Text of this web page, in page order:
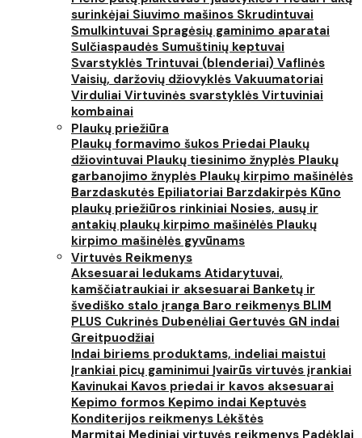
surinkėjai Siuvimo mašinos Skrudintuvai
Smulkintuvai Spragėsių gaminimo aparatai
Sulčiaspaudės Sumuštinių keptuvai
Svarstyklės Trintuvai (blenderiai) Vaflinės
Vaisių, daržovių džiovyklės Vakuumatoriai
Virduliai Virtuvinės svarstyklės Virtuviniai
kombainai
Plaukų priežiūra
Plaukų formavimo šukos Priedai Plaukų
džiovintuvai Plaukų tiesinimo žnyplės Plaukų
garbanojimo žnyplės Plaukų kirpimo mašinėlės
Barzdaskutės Epiliatoriai Barzdakirpės Kūno
plaukų priežiūros rinkiniai Nosies, ausų ir
antakių plaukų kirpimo mašinėlės Plaukų
kirpimo mašinėlės gyvūnams
Virtuvės Reikmenys
Aksesuarai ledukams Atidarytuvai,
kamščiatraukiai ir aksesuarai Banketų ir
švediško stalo įranga Baro reikmenys BLIM
PLUS Cukrinės Dubenėliai Gertuvės GN indai
Greitpuodžiai
Indai biriems produktams, indeliai maistui
Įrankiai picų gaminimui Įvairūs virtuvės įrankiai
Kavinukai Kavos priedai ir kavos aksesuarai
Kepimo formos Kepimo indai Keptuvės
Konditerijos reikmenys Lėkštės
Marmitai Mediniai virtuvės reikmenys Padėklai